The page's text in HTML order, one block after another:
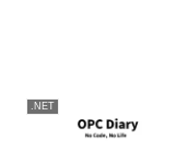
.NET